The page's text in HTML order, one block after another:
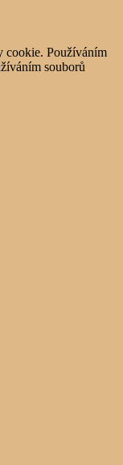
cookie. Používáním
souborů